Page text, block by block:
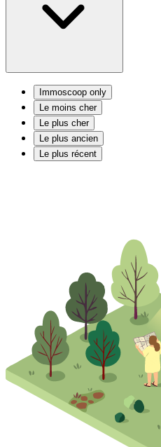
Immoscoop only
Le moins cher
Le plus cher
Le plus ancien
Le plus récent